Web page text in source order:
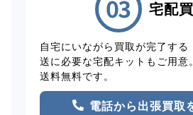
宅配
自宅にいながら買取が完了する
送に必要な宅配キットもご用意
送料無料です。
電話から出張買取